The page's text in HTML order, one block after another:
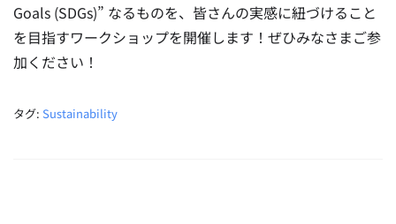
Goals (SDGs)” なるものを、皆さんの実感に紐づけること
を目指すワークショップを開催します！ぜひみなさまご参
加ください！
タグ: Sustainability